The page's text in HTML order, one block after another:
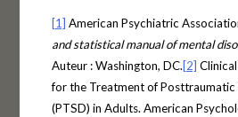
[1] American Psychiatric
and statistical manual of mental
Auteur : Washington, DC.[2]
for the Treatment of Posttraumatic
(PTSD) in Adults. American